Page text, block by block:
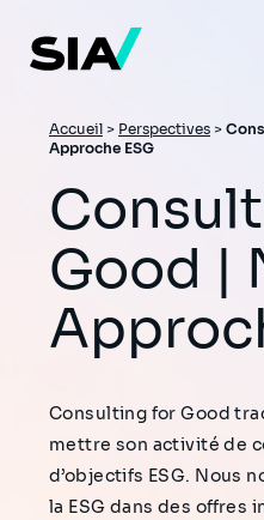
contenu
principal
Fil
d'Ariane
Accueil > Perspectives >
Approche ESG
Consulting for
Good |
Consulting for Good
mettre son activité de
d’objectifs ESG. Nous
la ESG dans des offres